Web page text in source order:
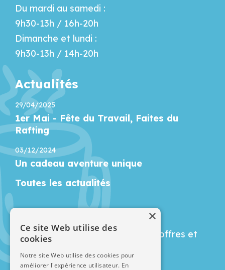
Du mardi au samedi :
9h30-13h / 16h-20h
Dimanche et lundi :
9h30-13h / 14h-20h
Actualités
29/04/2025
1er Mai - Fête du Travail, Faites du
Rafting
03/12/2024
Un cadeau aventure unique
Toutes les actualités
Restez informé de nos dernières offres et
×
Ce site Web utilise des
cookies
Notre site Web utilise des cookies pour
améliorer l'expérience utilisateur. En